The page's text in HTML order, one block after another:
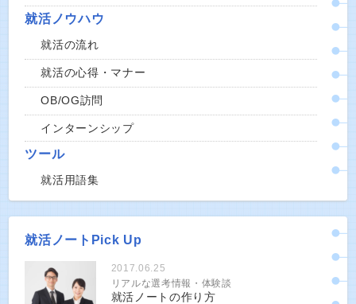
就活ノウハウ
就活の流れ
就活の心得・マナー
OB/OG訪問
インターンシップ
ツール
就活用語集
就活ノートPick Up
2017.06.25
リアルな選考情報・体験談
就活ノートの作り方